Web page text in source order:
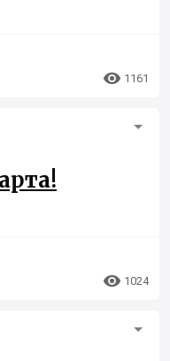
 1161
 1024